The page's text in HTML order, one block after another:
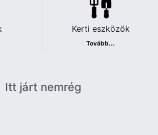
Kerti eszközök
Tovább...
Itt járt nemrég